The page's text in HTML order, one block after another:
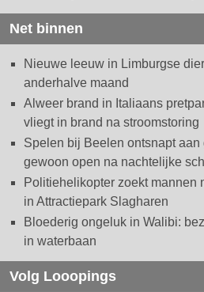
Net binnen
Nieuwe leeuw in Limburgse
anderhalve maand
Alweer brand in Italiaans
vliegt in brand na stroomstoring
Spelen bij Beelen ontsnapt aan
gewoon open na nachtelijke
Politiehelikopter zoekt mannen
in Attractiepark Slagharen
Bloederig ongeluk in Walibi:
in waterbaan
Volg Looopings